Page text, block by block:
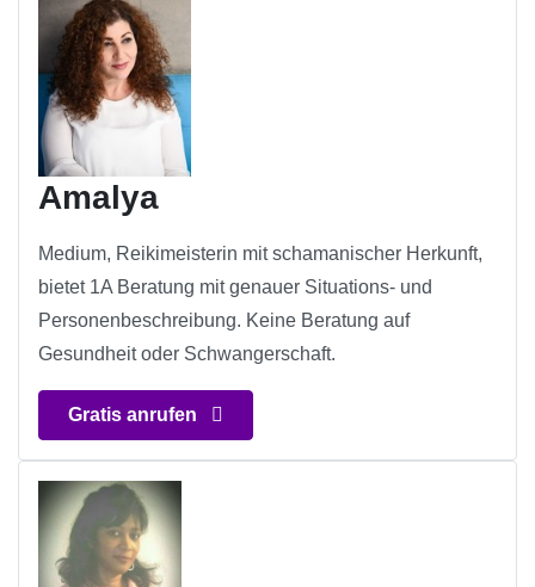
Amalya
Medium, Reikimeisterin mit schamanischer Herkunft,
bietet 1A Beratung mit genauer Situations- und
Personenbeschreibung. Keine Beratung auf
Gesundheit oder Schwangerschaft.
Gratis anrufen